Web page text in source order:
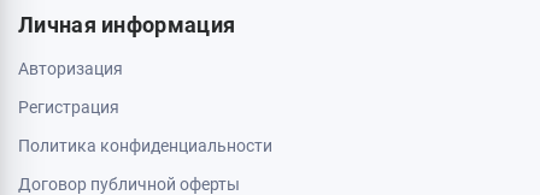
Личная информация
Авторизация
Регистрация
Политика конфиденциальности
Договор публичной оферты